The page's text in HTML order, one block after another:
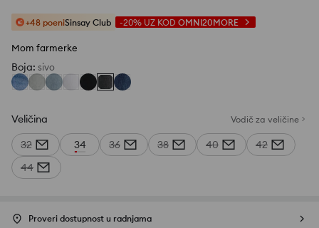
+48 poeniSinsay Club -20% UZ KOD OMNI20MORE
Mom farmerke
Boja: sivo
Veličina Vodič za veličine
32 34 36 38 40
42
44
Proveri dostupnost u radnjama